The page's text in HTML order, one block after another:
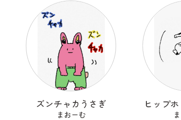
ズンチャカうさぎ
まおーむ
ヒップ